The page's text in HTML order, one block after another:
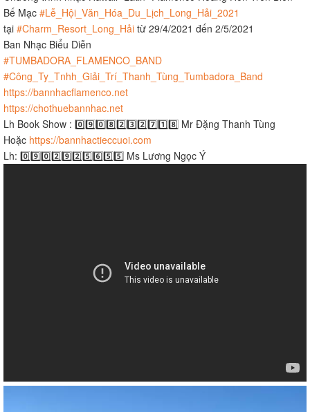
Bế Mạc #Lễ_Hội_Văn_Hóa_Du_Lịch_Long_Hải_2021​​
tại #Charm_Resort_Long_Hải​​ ​ từ 29/4/2021 đến 2/5/2021
Ban Nhạc Biểu Diễn
#TUMBADORA_FLAMENCO_BAND​​​
#Công_Ty_Tnhh_Giải_Trí_Thanh_Tùng_Tumbadora_Band​​​
https://bannhacflamenco.net​​​
https://chothuebannhac.net​​​
Lh Book Show : 0️⃣9️⃣0️⃣8️⃣2️⃣3️⃣2️⃣7️⃣1️⃣8️⃣ Mr Đặng Thanh Tùng
Hoặc https://bannhactieccuoi.com​​​
Lh: 0️⃣9️⃣0️⃣2️⃣9️⃣2️⃣5️⃣6️⃣5️⃣5️⃣ Ms Lương Ngọc Ý